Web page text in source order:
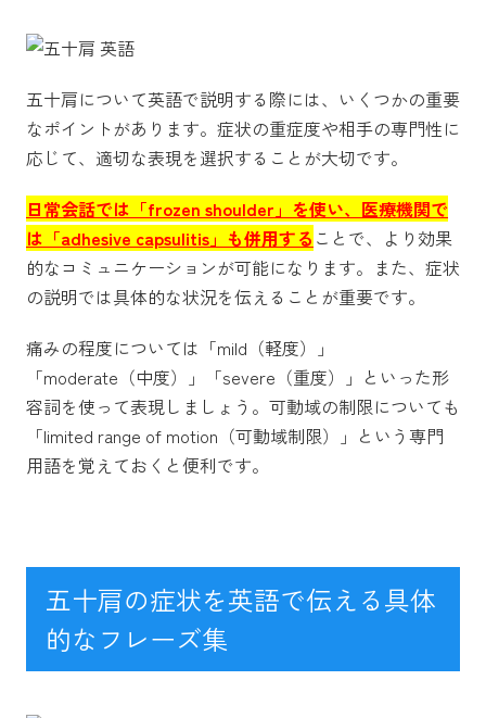
五十肩について英語で説明する際には、いくつかの重要
なポイントがあります。症状の重症度や相手の専門性に
応じて、適切な表現を選択することが大切です。
日常会話では「frozen shoulder」を使い、医療機関で
は「adhesive capsulitis」も併用する ことで、より効果
的なコミュニケーションが可能になります。また、症状
の説明では具体的な状況を伝えることが重要です。
痛みの程度については「mild（軽度）」
「moderate（中度）」「severe（重度）」といった形
容詞を使って表現しましょう。可動域の制限についても
「limited range of motion（可動域制限）」という専門
用語を覚えておくと便利です。
五十肩の症状を英語で伝える具体
的なフレーズ集